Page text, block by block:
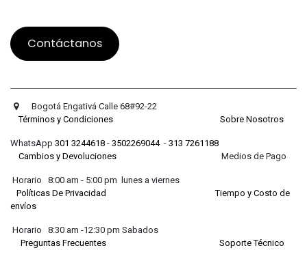
Contáctanos
Bogotá Engativá Calle 68#92-22
Términos y Condiciones
Sobre Nosotros
WhatsApp 301 3244618 - 3502269044- 313 7261188
Cambios y Devoluciones Medios de Pago
Horario 8:00 am - 5:00 pm lunes a viernes
Políticas De Privacidad
Tiempo y Costo de
envíos
Horario 8:30 am -12:30 pm Sabados
Preguntas Frecuentes
Soporte Técnico